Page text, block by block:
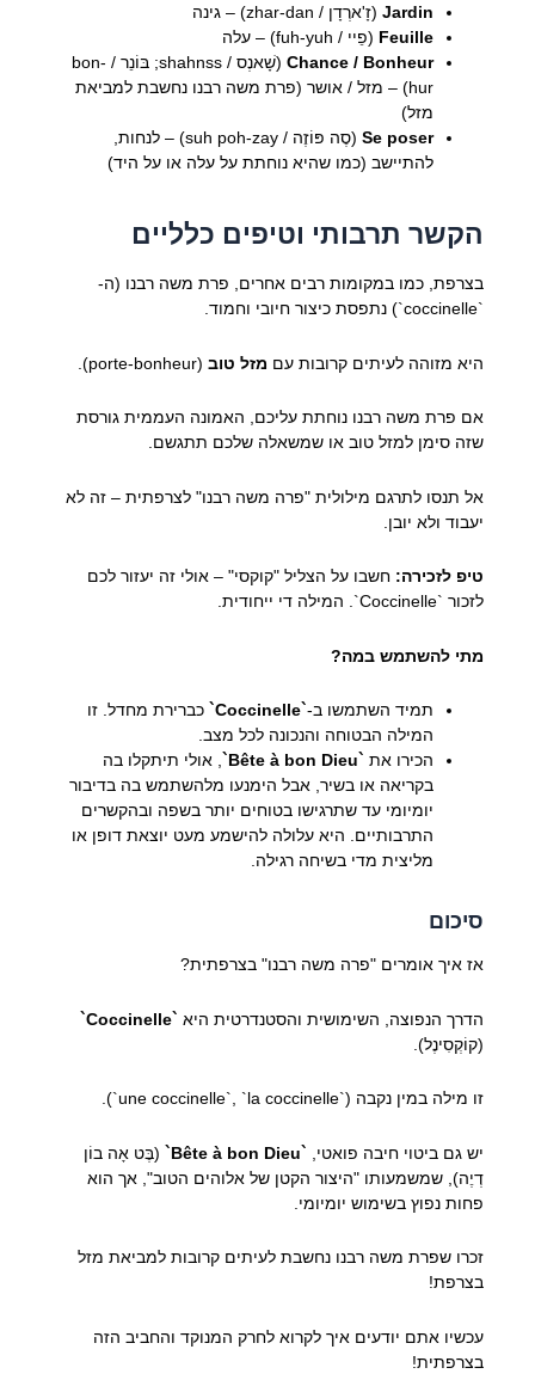
Jardin(זָ'ארְדָן / zhar-dan) – גינה
Feuille (פֵיי / fuh-yuh) – עלה
Chance / Bonheur
(שָׁאנְס / shahnss; בּוֹנֵר / bon-
hur) – מזל / אושר (פרת משה רבנו נחשבת למביאת
מזל)
Se poser
(סֶה פּוֹזֶה / suh poh-zay) – לנחות,
להתיישב (כמו שהיא נוחתת על עלה או על היד)
הקשר תרבותי וטיפים כלליים
בצרפת, כמו במקומות רבים אחרים, פרת משה רבנו (ה-
`coccinelle`) נתפסת כיצור חיובי וחמוד.
היא מזוהה לעיתים קרובות עם מזל טוב(porte-bonheur).
אם פרת משה רבנו נוחתת עליכם, האמונה העממית גורסת
שזה סימן למזל טוב או שמשאלה שלכם תתגשם.
אל תנסו לתרגם מילולית "פרה משה רבנו" לצרפתית – זה לא
יעבוד ולא יובן.
טיפ לזכירה: חשבו על הצליל "קוקסי" – אולי זה יעזור לכם
לזכור `Coccinelle`. המילה די ייחודית.
מתי להשתמש במה?
תמיד השתמשו ב-`Coccinelle`
כברירת מחדל. זו
המילה הבטוחה והנכונה לכל מצב.
הכירו את `Bête à bon Dieu`
, אולי תיתקלו בה
בקריאה או בשיר, אבל הימנעו מלהשתמש בה בדיבור
יומיומי עד שתרגישו בטוחים יותר בשפה ובהקשרים
התרבותיים. היא עלולה להישמע מעט יוצאת דופן או
מליצית מדי בשיחה רגילה.
סיכום
אז איך אומרים "פרה משה רבנו" בצרפתית?
הדרך הנפוצה, השימושית והסטנדרטית היא `Coccinelle`
(קוֹקְסִינֶל).
זו מילה במין נקבה (`une coccinelle`, `la coccinelle`).
יש גם ביטוי חיבה פואטי, `Bête à bon Dieu`
(בֶּט אָה בוֹן
דְיֶה), שמשמעותו "היצור הקטן של אלוהים הטוב", אך הוא
פחות נפוץ בשימוש יומיומי.
זכרו שפרת משה רבנו נחשבת לעיתים קרובות למביאת מזל
בצרפת!
עכשיו אתם יודעים איך לקרוא לחרק המנוקד והחביב הזה
בצרפתית!